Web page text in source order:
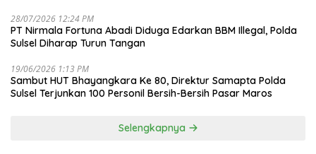
28/07/2026 12:24 PM
PT Nirmala Fortuna Abadi Diduga Edarkan BBM Illegal, Polda
Sulsel Diharap Turun Tangan
19/06/2026 1:13 PM
Sambut HUT Bhayangkara Ke 80, Direktur Samapta Polda
Sulsel Terjunkan 100 Personil Bersih-Bersih Pasar Maros
Selengkapnya